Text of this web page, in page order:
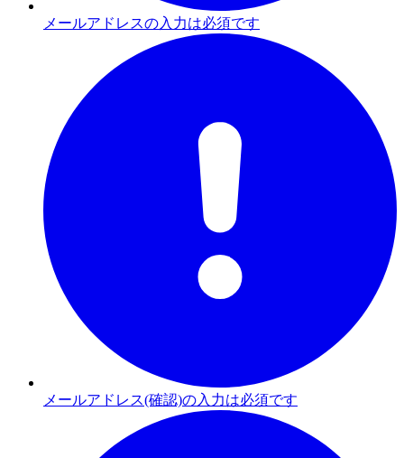
メールアドレスの入力は必須です
メールアドレス(確認)の入力は必須です